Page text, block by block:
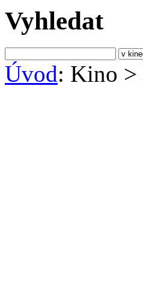
Vyhledat
Úvod: Kino >